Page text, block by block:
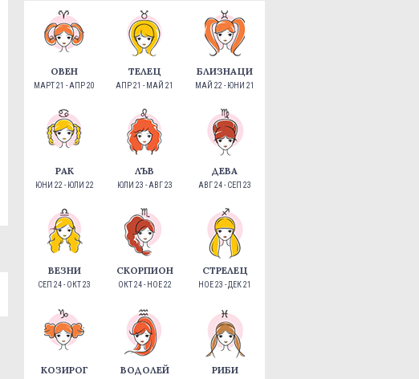
ОВЕН
МАРТ 21 - АПР 20
ТЕЛЕЦ
АПР 21 - МАЙ 21
БЛИЗНАЦИ
МАЙ 22 - ЮНИ 21
РАК
ЮНИ 22 - ЮЛИ 22
ЛЪВ
ЮЛИ 23 - АВГ 23
ДЕВА
АВГ 24 - СЕП 23
ВЕЗНИ
СЕП 24 - ОКТ 23
СКОРПИОН
ОКТ 24 - НОЕ 22
СТРЕЛЕЦ
НОЕ 23 - ДЕК 21
КОЗИРОГ ВОДОЛЕЙ РИБИ